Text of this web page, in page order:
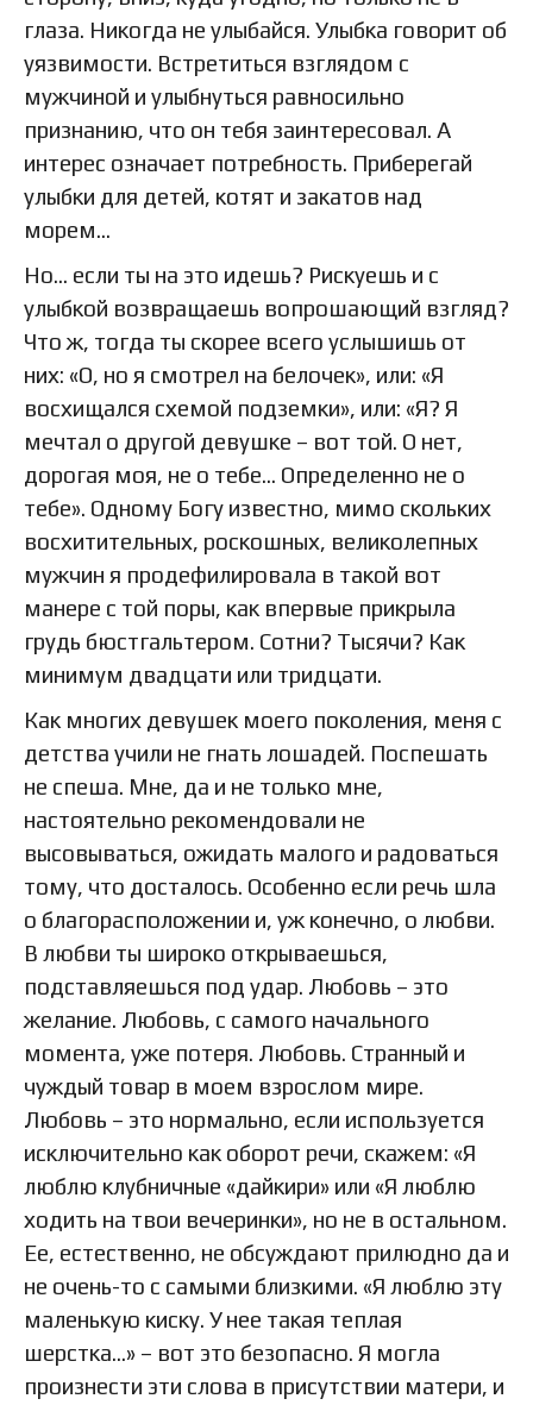
глаза. Никогда не улыбайся. Улыбка говорит об
уязвимости. Встретиться взглядом с
мужчиной и улыбнуться равносильно
признанию, что он тебя заинтересовал. А
интерес означает потребность. Приберегай
улыбки для детей, котят и закатов над
морем…
Но… если ты на это идешь? Рискуешь и с
улыбкой возвращаешь вопрошающий взгляд?
Что ж, тогда ты скорее всего услышишь от
них: «О, но я смотрел на белочек», или: «Я
восхищался схемой подземки», или: «Я? Я
мечтал о другой девушке – вот той. О нет,
дорогая моя, не о тебе… Определенно не о
тебе». Одному Богу известно, мимо скольких
восхитительных, роскошных, великолепных
мужчин я продефилировала в такой вот
манере с той поры, как впервые прикрыла
грудь бюстгальтером. Сотни? Тысячи? Как
минимум двадцати или тридцати.
Как многих девушек моего поколения, меня с
детства учили не гнать лошадей. Поспешать
не спеша. Мне, да и не только мне,
настоятельно рекомендовали не
высовываться, ожидать малого и радоваться
тому, что досталось. Особенно если речь шла
о благорасположении и, уж конечно, о любви.
В любви ты широко открываешься,
подставляешься под удар. Любовь – это
желание. Любовь, с самого начального
момента, уже потеря. Любовь. Странный и
чуждый товар в моем взрослом мире.
Любовь – это нормально, если используется
исключительно как оборот речи, скажем: «Я
люблю клубничные «дайкири» или «Я люблю
ходить на твои вечеринки», но не в остальном.
Ее, естественно, не обсуждают прилюдно да и
не очень-то с самыми близкими. «Я люблю эту
маленькую киску. У нее такая теплая
шерстка…» – вот это безопасно. Я могла
произнести эти слова в присутствии матери, и